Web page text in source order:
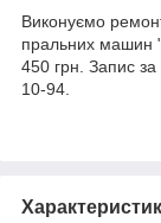
Виконуємо
пральних машин
450 грн. Запис
10-94.